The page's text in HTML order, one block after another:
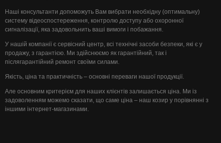
Наші консультанти допоможуть Вам вибрати необхідну (оптимальну)
систему відеоспостереження, контролю доступу або охоронної
сигналізації, яка задовольнить ваші вимоги і побажання.
У нашій компанії є сервісний центр, всі технічні засоби безпеки, які є у
продажу, з гарантією. Ми здійснюємо як гарантійний, так і
післягарантійний ремонт своїми силами.
Якість, ціна та практичність – основні переваги нашої продукції.
Але основним критерієм для наших клієнтів залишається ціна. Ми із
задоволенням можемо сказати, що саме ціна – наш козир у порівнянні з
іншими інтернет-магазинами.